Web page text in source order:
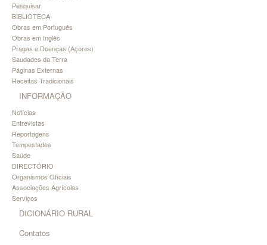
Pesquisar
BIBLIOTECA
Obras em Português
Obras em Inglês
Pragas e Doenças (Açores)
Saudades da Terra
Páginas Externas
Receitas Tradicionais
INFORMAÇÃO
Notícias
Entrevistas
Reportagens
Tempestades
Saúde
DIRECTÓRIO
Organismos Oficiais
Associações Agrícolas
Serviços
DICIONÁRIO RURAL
Contatos